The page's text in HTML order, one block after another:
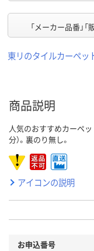
「メーカー品番」
東リのタイルカーペ
商品説明
人気のおすすめカーペ
分）。裏のり無し。
アイコンの説明
お申込番号